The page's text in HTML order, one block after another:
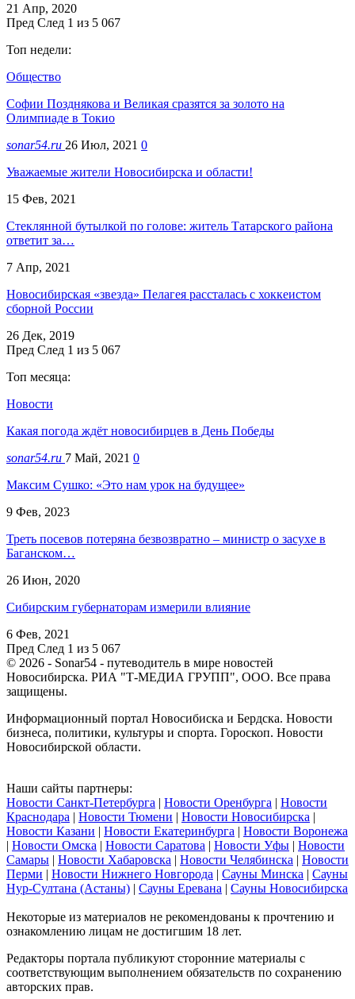
21 Апр, 2020
Пред След 1 из 5 067
Топ недели:
Общество
Софии Позднякова и Великая сразятся за золото на
Олимпиаде в Токио
sonar54.ru 26 Июл, 2021 0
Уважаемые жители Новосибирска и области!
15 Фев, 2021
Стеклянной бутылкой по голове: житель Татарского района
ответит за…
7 Апр, 2021
Новосибирская «звезда» Пелагея рассталась с хоккеистом
сборной России
26 Дек, 2019
Пред След 1 из 5 067
Топ месяца:
Новости
Какая погода ждёт новосибирцев в День Победы
sonar54.ru 7 Май, 2021 0
Максим Сушко: «Это нам урок на будущее»
9 Фев, 2023
Треть посевов потеряна безвозвратно – министр о засухе в
Баганском…
26 Июн, 2020
Сибирским губернаторам измерили влияние
6 Фев, 2021
Пред След 1 из 5 067
© 2026 - Sonar54 - путеводитель в мире новостей
Новосибирска. РИА "Т-МЕДИА ГРУПП", ООО. Все права
защищены.
Информационный портал Новосибиска и Бердска. Новости
бизнеса, политики, культуры и спорта. Гороскоп. Новости
Новосибирской области.
Наши сайты партнеры:
Новости Санкт-Петербурга | Новости Оренбурга | Новости
Краснодара | Новости Тюмени | Новости Новосибирска |
Новости Казани | Новости Екатеринбурга | Новости Воронежа
| Новости Омска | Новости Саратова | Новости Уфы | Новости
Самары | Новости Хабаровска | Новости Челябинска | Новости
Перми | Новости Нижнего Новгорода | Сауны Минска | Сауны
Нур-Султана (Астаны) | Сауны Еревана | Сауны Новосибирска
Некоторые из материалов не рекомендованы к прочтению и
ознакомлению лицам не достигшим 18 лет.
Редакторы портала публикуют сторонние материалы с
соответствующим выполнением обязательств по сохранению
авторских прав.